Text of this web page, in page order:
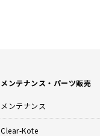
メンテナンス・パーツ販売
メンテナンス
Clear-Kote